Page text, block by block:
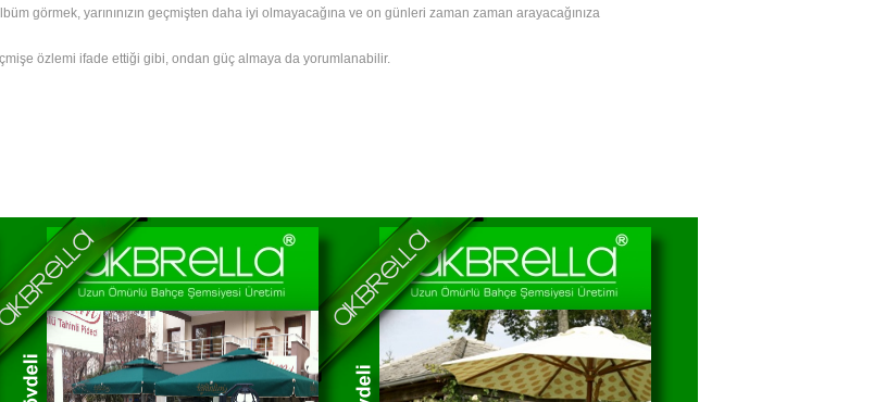
görmek, yarınınızın geçmişten daha iyi olmayacağına ve on günleri zaman zaman arayacağınıza
özlemi ifade ettiği gibi, ondan güç almaya da yorumlanabilir.